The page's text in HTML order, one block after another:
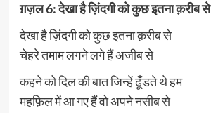
ग़ज़ल 6: देखा है ज़िंदगी को कुछ इतना क़रीब से
देखा है ज़िंदगी को कुछ इतना क़रीब से
चेहरे तमाम लगने लगे हैं अजीब से
कहने को दिल की बात जिन्हें ढूँडते थे हम
महफ़िल में आ गए हैं वो अपने नसीब से